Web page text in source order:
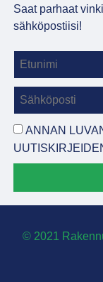
Saat parhaat
sähköpostiisi!
ANNAN
© 2021